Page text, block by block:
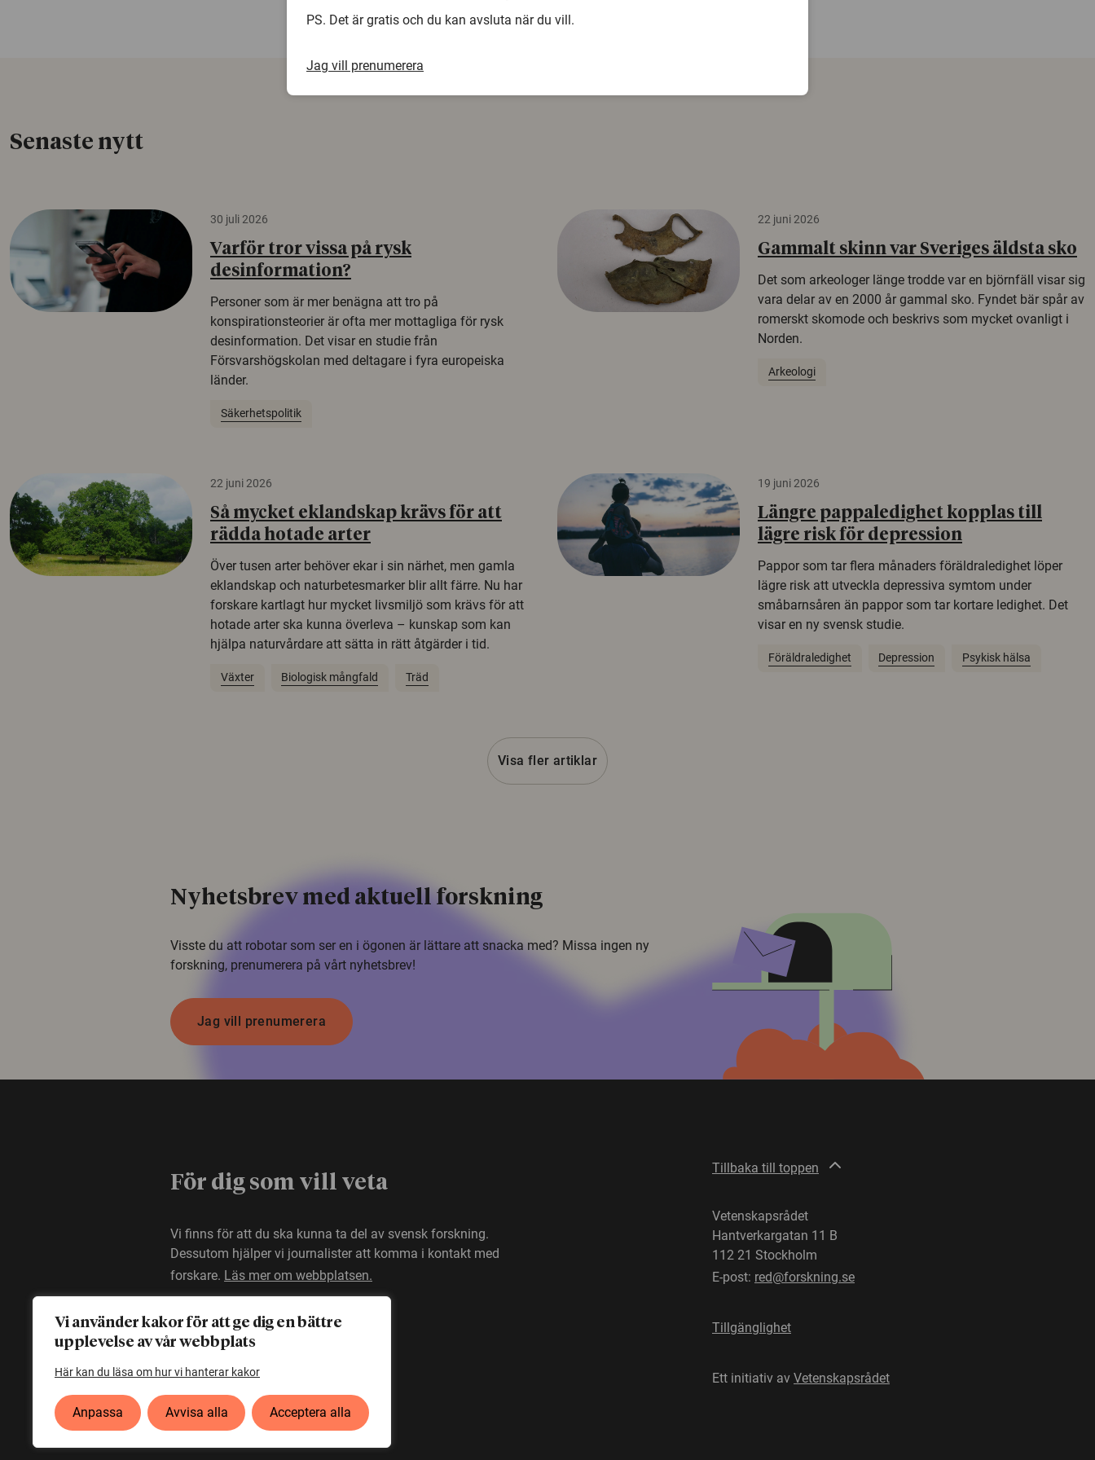
Vi använder kakor för att ge dig en bättre
upplevelse av vår webbplats
Här kan du läsa om hur vi hanterar kakor
Anpassa Avvisa alla Acceptera alla
Senaste nytt
30 juli 2026
Varför tror vissa på rysk
desinformation?
Personer som är mer benägna att tro på
konspirationsteorier är ofta mer mottagliga för rysk
desinformation. Det visar en studie från
Försvarshögskolan med deltagare i fyra europeiska
länder.
Säkerhetspolitik
22 juni 2026
Gammalt skinn var Sveriges äldsta sko
Det som arkeologer länge trodde var en björnfäll visar sig
vara delar av en 2000 år gammal sko. Fyndet bär spår av
romerskt skomode och beskrivs som mycket ovanligt i
Norden.
Arkeologi
22 juni 2026
Så mycket eklandskap krävs för att
rädda hotade arter
Över tusen arter behöver ekar i sin närhet, men gamla
eklandskap och naturbetesmarker blir allt färre. Nu har
forskare kartlagt hur mycket livsmiljö som krävs för att
hotade arter ska kunna överleva – kunskap som kan
hjälpa naturvårdare att sätta in rätt åtgärder i tid.
Växter Biologisk mångfald Träd
19 juni 2026
Längre pappaledighet kopplas till
lägre risk för depression
Pappor som tar flera månaders föräldraledighet löper
lägre risk att utveckla depressiva symtom under
småbarnsåren än pappor som tar kortare ledighet. Det
visar en ny svensk studie.
Föräldraledighet Depression Psykisk hälsa
Visa fler artiklar
Nyhetsbrev med aktuell forskning
Visste du att robotar som ser en i ögonen är lättare att snacka med? Missa ingen ny
forskning, prenumerera på vårt nyhetsbrev!
Jag vill prenumerera
För dig som vill veta
Vi finns för att du ska kunna ta del av svensk forskning.
Dessutom hjälper vi journalister att komma i kontakt med
forskare. Läs mer om webbplatsen.
Tillbaka till toppen
Vetenskapsrådet
Hantverkargatan 11 B
112 21 Stockholm
E-post: red@forskning.se
Tillgänglighet
Ett initiativ av Vetenskapsrådet
PS. Det är gratis och du kan avsluta när du vill.
Jag vill prenumerera